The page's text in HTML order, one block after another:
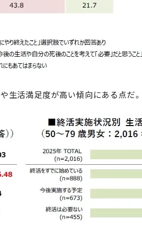
生活満足度が高い傾向にある点だ。